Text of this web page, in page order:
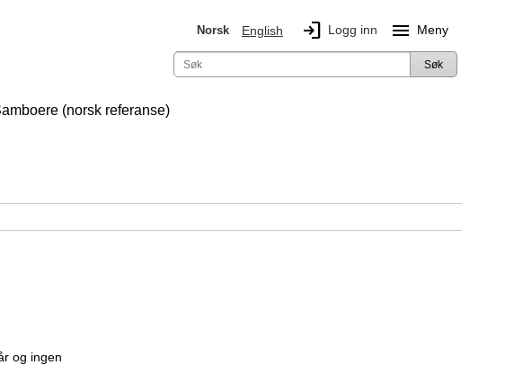
Norsk English login Logg inn menu Meny
Søk
(norsk referanse)
og ingen